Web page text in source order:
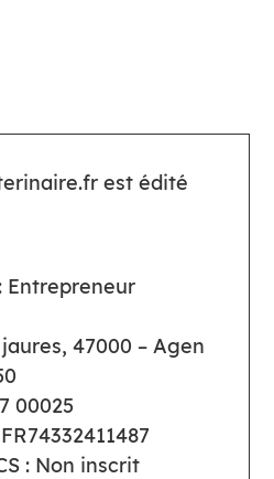
est édité
Entrepreneur
47000 – Agen
00025
: Non inscrit